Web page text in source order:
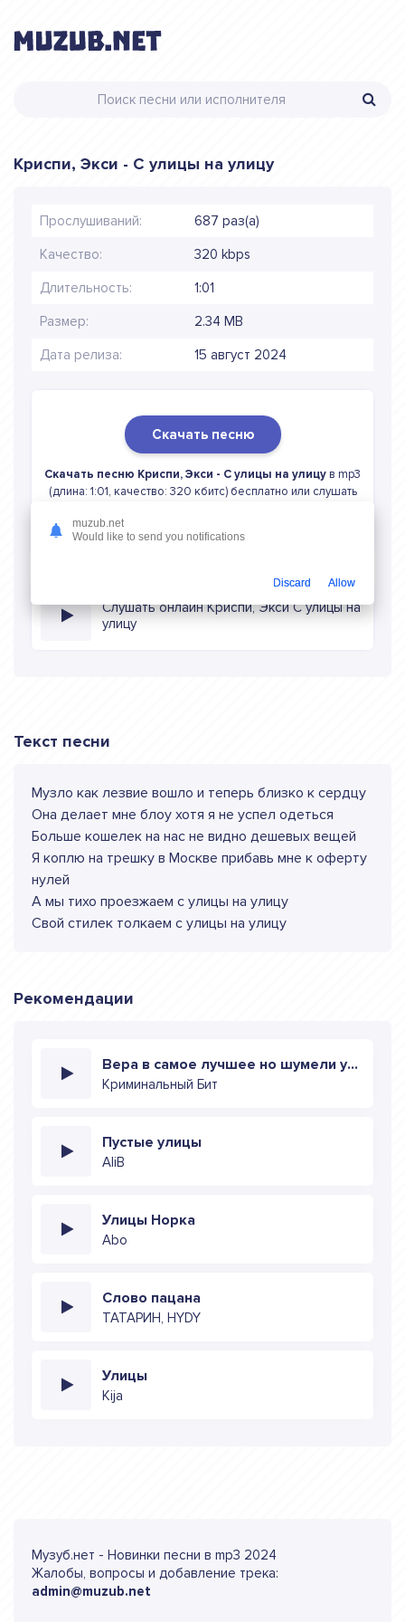
Криспи, Экси - С улицы на улицу
Прослушиваний: 687 раз(а)
Качество: 320 kbps
Длительность: 1:01
Размер: 2.34 MB
Дата релиза: 15 август 2024
Скачать песню
Скачать песню Криспи, Экси - С улицы на улицу в mp3
(длина: 1:01, качество: 320 кбитс) бесплатно или слушать
Слушать онлайн Криспи, Экси С улицы на
улицу
Текст песни
Музло как лезвие вошло и теперь близко к сердцу
Она делает мне блоу хотя я не успел одеться
Больше кошелек на нас не видно дешевых вещей
Я коплю на трешку в Москве прибавь мне к оферту
нулей
А мы тихо проезжаем с улицы на улицу
Свой стилек толкаем с улицы на улицу
Рекомендации
Вера в самое лучшее но шумели улицы
Криминальный Бит
Пустые улицы
AliB
Улицы Норка
Abo
Слово пацана
ТАТАРИН, HYDY
Улицы
Kija
Музуб.нет - Новинки песни в mp3 2024
Жалобы, вопросы и добавление трека:
admin@muzub.net
muzub.net
Would like to send you notifications
Discard Allow